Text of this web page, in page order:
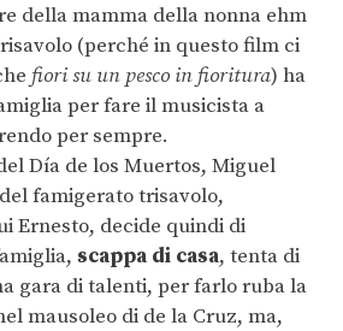
della mamma della nonna ehm
(perché in questo film ci
fiori su un pesco in fioritura) ha
per fare il musicista a
per sempre.
Día de los Muertos, Miguel
famigerato trisavolo,
Ernesto, decide quindi di
scappa di casa, tenta di
gara di talenti, per farlo ruba la
mausoleo di de la Cruz, ma,